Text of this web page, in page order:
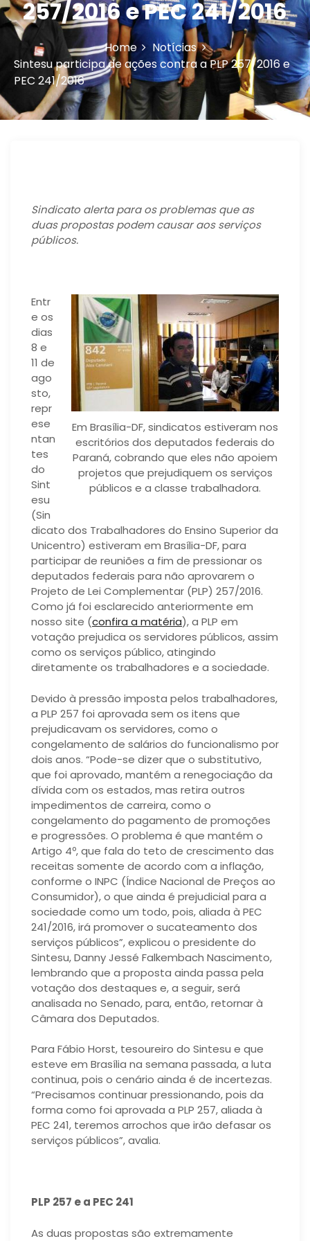
n257/2016 e PEC 241/2016
Home
Notícias
Sintesu participa de ações contra a PLP 257/2016 e
PEC 241/2016
Sindicato alerta para os problemas que as
duas propostas podem causar aos serviços
públicos.
Em Brasília-DF, sindicatos estiveram nos
escritórios dos deputados federais do
Paraná, cobrando que eles não apoiem
projetos que prejudiquem os serviços
públicos e a classe trabalhadora.
Entr
e os
dias
8 e
11 de
ago
sto,
repr
ese
ntan
tes
do
Sint
esu
(Sin
dicato dos Trabalhadores do Ensino Superior da
Unicentro) estiveram em Brasília-DF, para
participar de reuniões a fim de pressionar os
deputados federais para não aprovarem o
Projeto de Lei Complementar (PLP) 257/2016.
Como já foi esclarecido anteriormente em
nosso site (confira a matéria), a PLP em
votação prejudica os servidores públicos, assim
como os serviços público, atingindo
diretamente os trabalhadores e a sociedade.
Devido à pressão imposta pelos trabalhadores,
a PLP 257 foi aprovada sem os itens que
prejudicavam os servidores, como o
congelamento de salários do funcionalismo por
dois anos. “Pode-se dizer que o substitutivo,
que foi aprovado, mantém a renegociação da
dívida com os estados, mas retira outros
impedimentos de carreira, como o
congelamento do pagamento de promoções
e progressões. O problema é que mantém o
Artigo 4º, que fala do teto de crescimento das
receitas somente de acordo com a inflação,
conforme o INPC (Índice Nacional de Preços ao
Consumidor), o que ainda é prejudicial para a
sociedade como um todo, pois, aliada à PEC
241/2016, irá promover o sucateamento dos
serviços públicos”, explicou o presidente do
Sintesu, Danny Jessé Falkembach Nascimento,
lembrando que a proposta ainda passa pela
votação dos destaques e, a seguir, será
analisada no Senado, para, então, retornar à
Câmara dos Deputados.
Para Fábio Horst, tesoureiro do Sintesu e que
esteve em Brasília na semana passada, a luta
continua, pois o cenário ainda é de incertezas.
“Precisamos continuar pressionando, pois da
forma como foi aprovada a PLP 257, aliada à
PEC 241, teremos arrochos que irão defasar os
serviços públicos”, avalia.
PLP 257 e a PEC 241
As duas propostas são extremamente